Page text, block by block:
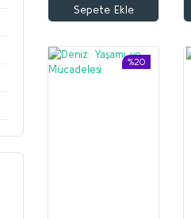
Sepete Ekle
%20